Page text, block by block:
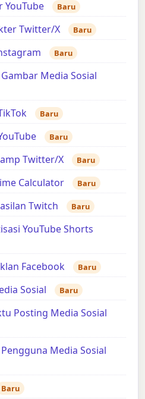
YouTube Baru
Twitter/X Baru
Baru
Media Sosial
Baru
Baru
Twitter/X Baru
Calculator Baru
Twitch Baru
YouTube Shorts
Facebook Baru
Sosial Baru
Posting Media Sosial
Media Sosial
Baru